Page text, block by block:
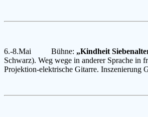
6.-8.Mai Bühne: „Kindheit
Schwarz). Weg wege in anderer Sprache in
Projektion-elektrische Gitarre. Inszenierung